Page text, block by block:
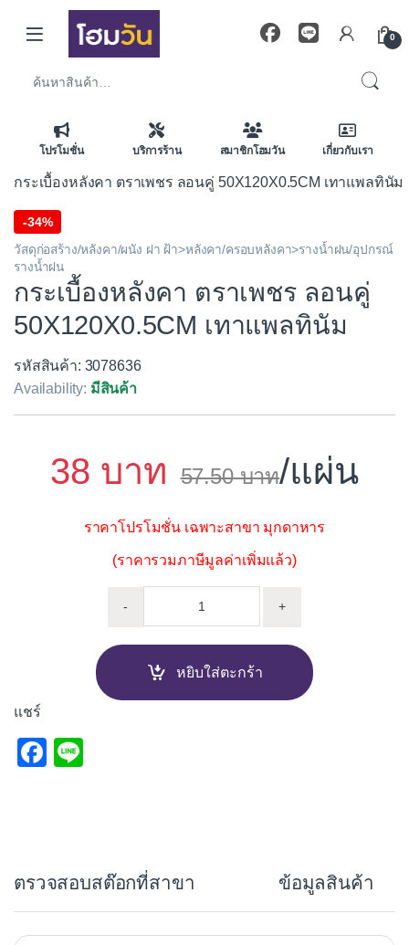
Skip to navigation
Skip to content
0
โปรโมชั่น บริการร้าน สมาชิกโฮมวัน เกี่ยวกับเรา
กระเบื้องหลังคา ตราเพชร ลอนคู่ 50X120X0.5CM เทาแพลทินัม
-34%
วัสดุก่อสร้าง/หลังคา/ผนัง ฝา ฝ้า>หลังคา/ครอบหลังคา>รางน้ำฝน/อุปกรณ์
รางน้ำฝน
กระเบื้องหลังคา ตราเพชร ลอนคู่
50X120X0.5CM เทาแพลทินัม
รหัสสินค้า: 3078636
Availability: มีสินค้า
38 57.50 /แผ่น
ราคาโปรโมชั่น เฉพาะสาขา มุกดาหาร
(ราคารวมภาษีมูลค่าเพิ่มแล้ว)
- +
หยิบใส่ตะกร้า
แชร์
F
o
o
ตรวจสอบสต๊อกที่สาขา ข้อมูลสินค้า